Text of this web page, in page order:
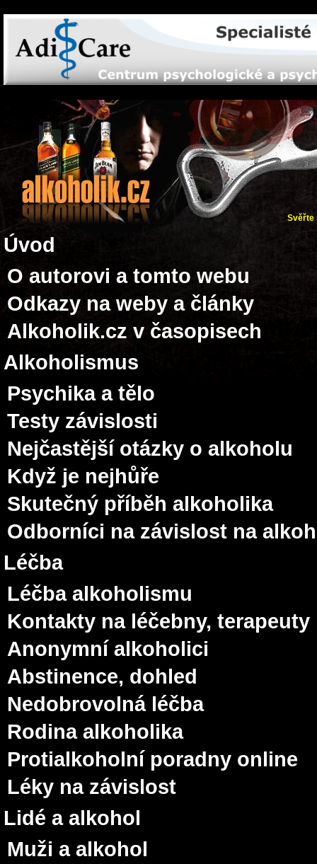
Svěřte
Úvod
O autorovi a tomto webu
Odkazy na weby a články
Alkoholik.cz v časopisech
Alkoholismus
Psychika a tělo
Testy závislosti
Nejčastější otázky o alkoholu
Když je nejhůře
Skutečný příběh alkoholika
Odborníci na závislost na
Léčba
Léčba alkoholismu
Kontakty na léčebny, terapeuty
Anonymní alkoholici
Abstinence, dohled
Nedobrovolná léčba
Rodina alkoholika
Protialkoholní poradny online
Léky na závislost
Lidé a alkohol
Muži a alkohol